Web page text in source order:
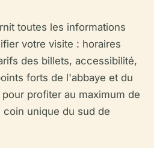
toutes les informations
votre visite : horaires
des billets, accessibilité,
forts de l'abbaye et du
profiter au maximum de
unique du sud de